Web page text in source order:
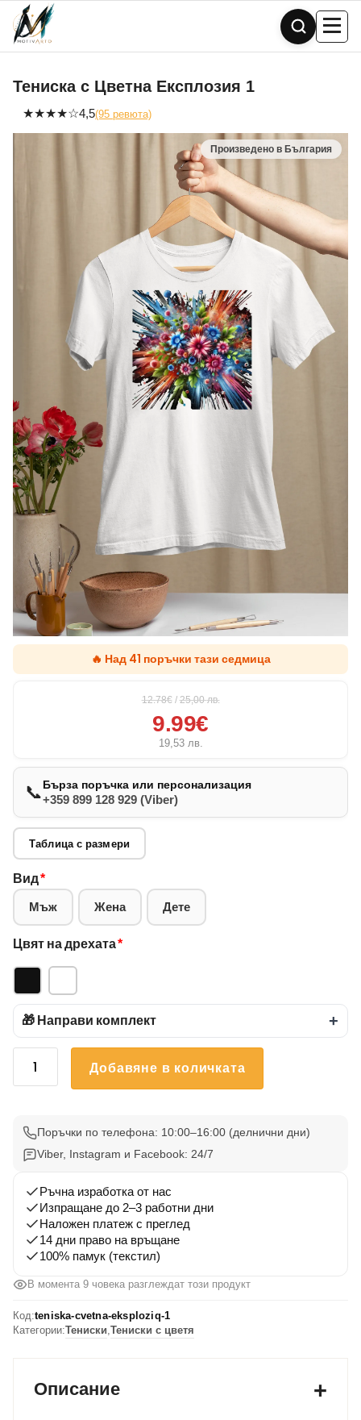
Skip
content
Тениска с Цветна Експлозия 1
★★★★☆4,5(95 ревюта)
🔥 Над 41 поръчки тази седмица
12.78€ / 25,00лв.
9.99€
19,53 лв.
📞Бърза поръчка или персонализация
+359 899 128 929 (Viber)
Таблица с размери
Вид*
Мъж Жена Дете
Цвят на дрехата*
🎁 Направи комплект +
количество
Цветна
Експлозия
Добавяне в количката
Поръчки по телефона: 10:00–16:00 (делнични дни)
Viber, Instagram и Facebook: 24/7
Ръчна изработка от нас
Изпращане до 2–3 работни дни
Наложен платеж с преглед
14 дни право на връщане
100% памук (текстил)
В момента 9 човека разглеждат този продукт
Код:teniska-cvetna-eksploziq-1
Категории:Тениски,Тениски с цветя
Описание